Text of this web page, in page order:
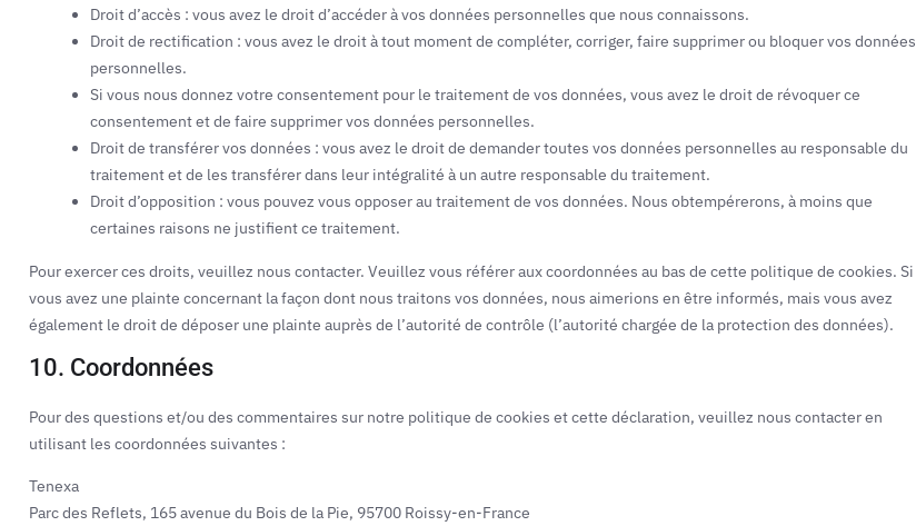
Droit d’accès : vous avez le droit d’accéder à vos données personnelles que nous connaissons.
Droit de rectification : vous avez le droit à tout moment de compléter, corriger, faire supprimer ou bloquer vos données
personnelles.
Si vous nous donnez votre consentement pour le traitement de vos données, vous avez le droit de révoquer ce
consentement et de faire supprimer vos données personnelles.
Droit de transférer vos données : vous avez le droit de demander toutes vos données personnelles au responsable du
traitement et de les transférer dans leur intégralité à un autre responsable du traitement.
Droit d’opposition : vous pouvez vous opposer au traitement de vos données. Nous obtempérerons, à moins que
certaines raisons ne justifient ce traitement.
Pour exercer ces droits, veuillez nous contacter. Veuillez vous référer aux coordonnées au bas de cette politique de cookies. Si
vous avez une plainte concernant la façon dont nous traitons vos données, nous aimerions en être informés, mais vous avez
également le droit de déposer une plainte auprès de l’autorité de contrôle (l’autorité chargée de la protection des données).
10. Coordonnées
Pour des questions et/ou des commentaires sur notre politique de cookies et cette déclaration, veuillez nous contacter en
utilisant les coordonnées suivantes :
Tenexa
Parc des Reflets, 165 avenue du Bois de la Pie, 95700 Roissy-en-France